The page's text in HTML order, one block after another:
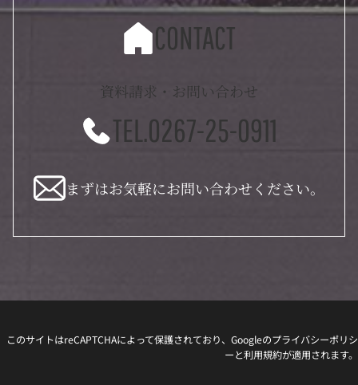
CONTACT
資料請求・お問い合わせ
TEL.0267-25-0911
まずはお気軽にお問い合わせください。
このサイトはreCAPTCHAによって保護されており、Googleのプライバシーポリシ
ーと利用規約が適用されます。